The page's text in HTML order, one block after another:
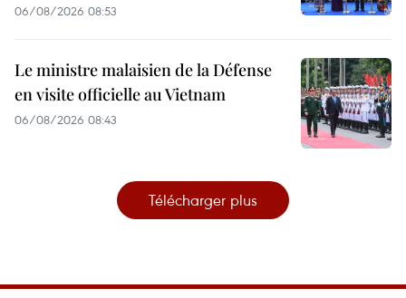
06/08/2026 08:53
Le ministre malaisien de la Défense
en visite officielle au Vietnam
06/08/2026 08:43
Télécharger plus